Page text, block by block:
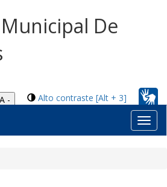
De
Alto contraste [Alt + 3]
A -